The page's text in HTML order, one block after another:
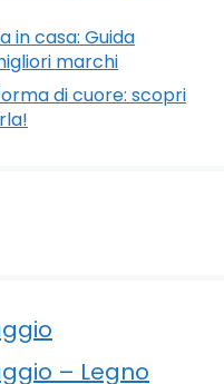
in casa: Guida
marchi
di cuore: scopri
– Legno